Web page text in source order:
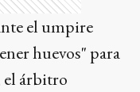
el umpire
huevos" para
el árbitro